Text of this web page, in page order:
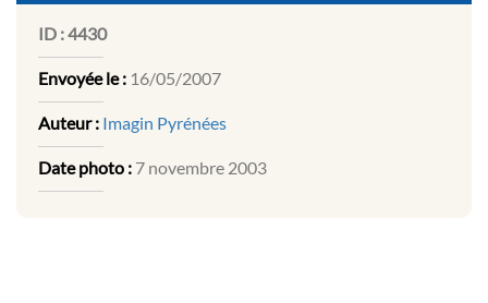
ID :4430
Envoyée le : 16/05/2007
Auteur : Imagin Pyrénées
Date photo : 7 novembre 2003